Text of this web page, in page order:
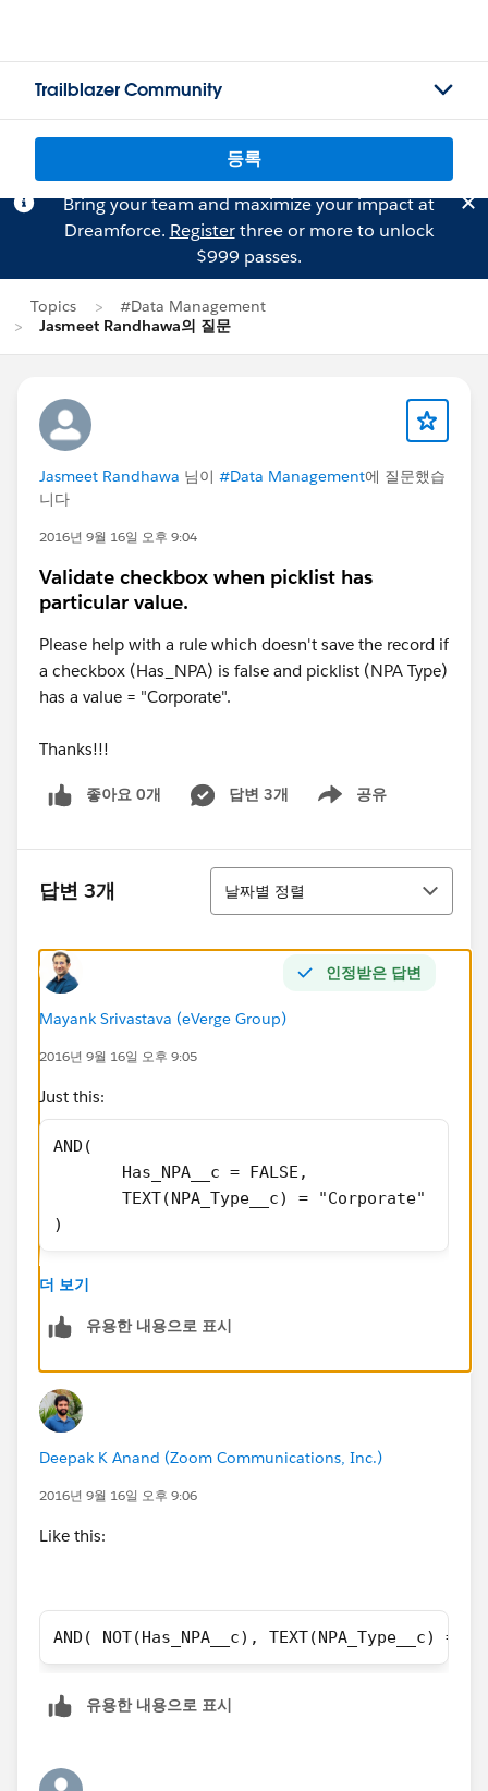
Trailblazer Community
등록
Bring your team and maximize your impact at
Dreamforce. Registerthree or more to unlock
$999 passes.
Topics
#Data Management
Jasmeet Randhawa의 질문
Jasmeet Randhawa 님이 #Data Management에 질문했습
니다
2016년 9월 16일 오후 9:04
Validate checkbox when picklist has
particular value.
Please help with a rule which doesn't save the record if
a checkbox (Has_NPA) is false and picklist (NPA Type)
has a value = "Corporate".
Thanks!!!
좋아요 0개 답변 3개 공유
Show menu
답변 3개
정렬
날짜별 정렬
인정받은 답변
Mayank Srivastava (eVerge Group)
2016년 9월 16일 오후 9:05
Just this:
AND(
       Has_NPA__c = FALSE,
       TEXT(NPA_Type__c) = "Corporate"
)
That's it.
더 보기
유용한 내용으로 표시
Deepak K Anand (‎‎‎‎‎‎Zoom Communications, Inc.)
2016년 9월 16일 오후 9:06
Like this:
AND( NOT(Has_NPA__c), TEXT(NPA_Type__c) =
유용한 내용으로 표시